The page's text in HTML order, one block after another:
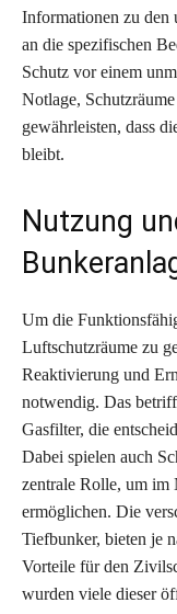
Informationen zu den
an die spezifischen
Schutz vor einem
Notlage,
gewährleisten, dass
bleibt.
Nutzung
Um die
Luftschutzräume zu
Reaktivierung und
notwendig. Das
Gasfilter, die
Dabei spielen auch
zentrale Rolle, um im
ermöglichen. Die
Tiefbunker, bieten je
Vorteile für den
wurden viele dieser